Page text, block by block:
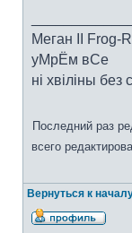
Меган II Frog-
уМрЁм вСе
ні хвіліны
Последний раз
всего
Вернуться к